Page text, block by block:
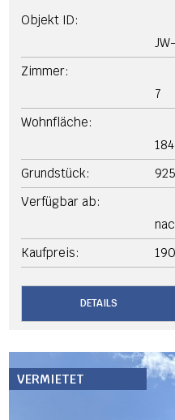
Objekt ID:
Zimmer:
7
Wohnfläche:
Grundstück:
Verfügbar ab:
Kaufpreis:
DETAILS
VERMIETET